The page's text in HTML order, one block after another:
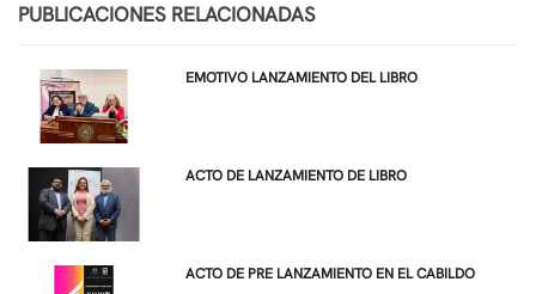
PUBLICACIONES RELACIONADAS
EMOTIVO LANZAMIENTO DEL LIBRO
ACTO DE LANZAMIENTO DE LIBRO
ACTO DE PRE LANZAMIENTO EN EL CABILDO